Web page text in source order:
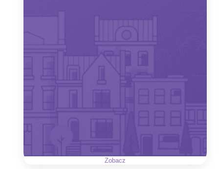
Zobacz